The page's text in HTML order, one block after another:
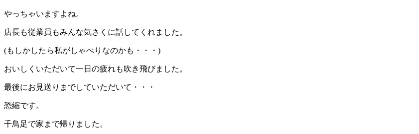
やっちゃいますよね。
店長も従業員もみんな気さくに話してくれました。
(もしかしたら私がしゃべりなのかも・・・)
おいしくいただいて一日の疲れも吹き飛びました。
最後にお見送りまでしていただいて・・・
恐縮です。
千鳥足で家まで帰りました。